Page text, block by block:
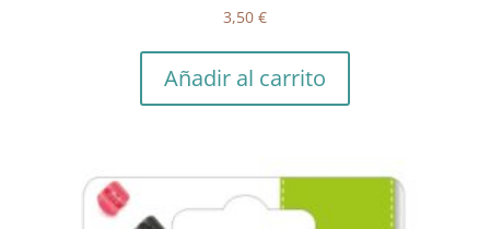
3,50 €
Añadir al carrito